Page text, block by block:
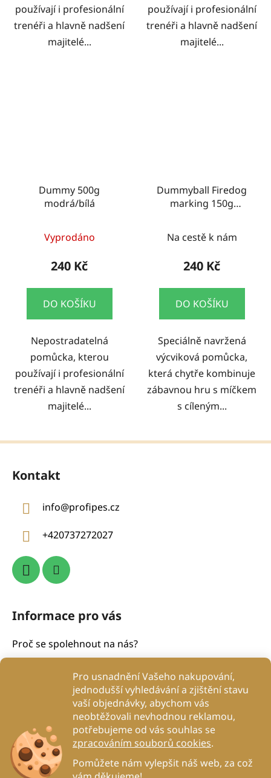
Pro usnadnění Vašeho nakupování,
jednodušší vyhledávání a zjištění stavu
vaší objednávky, abychom vás
neobtěžovali nevhodnou reklamou,
potřebujeme od vás souhlas se
zpracováním souborů cookies.
Pomůžete nám vylepšit náš web, za což
používají i profesionální
trenéři a hlavně nadšení
majitelé...
používají i profesionální
trenéři a hlavně nadšení
majitelé...
Dummy 500g
modrá/bílá
Vyprodáno
240 Kč
DO KOŠÍKU
Nepostradatelná
pomůcka, kterou
používají i profesionální
trenéři a hlavně nadšení
majitelé...
Dummyball Firedog
marking 150g
Na cestě k nám
240 Kč
DO KOŠÍKU
Speciálně navržená
výcviková pomůcka,
která chytře kombinuje
zábavnou hru s míčkem
s cíleným...
Kontakt
info@profipes.cz
+420737272027
Informace pro vás
Proč se spolehnout na nás?
Obchodní podmínky
Podmínky ochrany osobních údajů
Proč to děláme?
Blog
DogRehab